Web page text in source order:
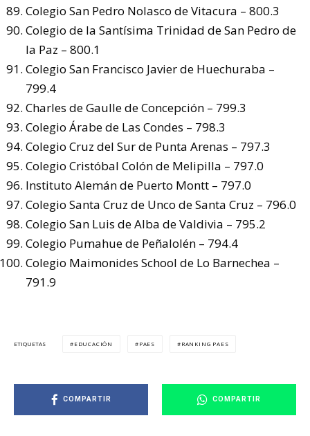
Colegio San Pedro Nolasco de Vitacura – 800.3
Colegio de la Santísima Trinidad de San Pedro de
la Paz – 800.1
Colegio San Francisco Javier de Huechuraba –
799.4
Charles de Gaulle de Concepción – 799.3
Colegio Árabe de Las Condes – 798.3
Colegio Cruz del Sur de Punta Arenas – 797.3
Colegio Cristóbal Colón de Melipilla – 797.0
Instituto Alemán de Puerto Montt – 797.0
Colegio Santa Cruz de Unco de Santa Cruz – 796.0
Colegio San Luis de Alba de Valdivia – 795.2
Colegio Pumahue de Peñalolén – 794.4
Colegio Maimonides School de Lo Barnechea –
791.9
ETIQUETAS EDUCACIÓN PAES RANKING PAES
COMPARTIR COMPARTIR